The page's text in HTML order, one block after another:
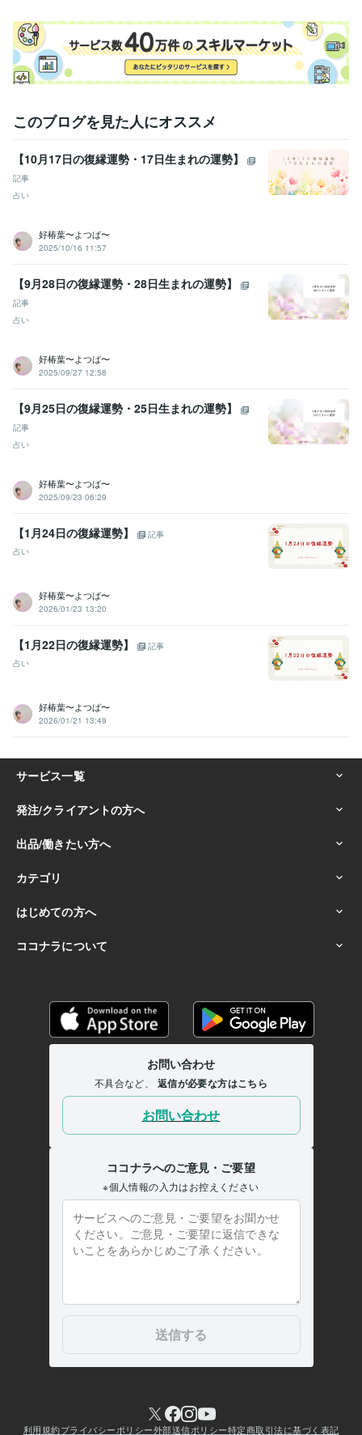
・ご予約の場合はできる限り日時の調整を
しますので、お気軽にご相談ください。
それでは、心より
経験職種
医療・介護 / 看護師 経験年数 : 45年
基礎疾患に精神疾患を抱えている方の膠原病看護について 在宅看護
資格・検定
Excel:10年 PowerPoint:10年Word:10年
その他ツール
傾聴力:29年恋愛におけるコミュニケーションスキル:9年
心の健康のサポート:29年恋愛カウンセリング:9年
霊視・霊感・霊聴:9年タロット占い師:9年オラクルカード占い師:9年
ルノルマンカード占い師:9年
守護霊リーディング:9年
寄り添い傾聴力:29年
四柱推命:9年
人材採用:9年
悩み相談・カウンセリング 悩みを聞くこと、子育て
子育て、悩み、恋愛、
お相手とのご縁鑑定・
学歴
某看護学校卒業 1993年3月 ~ 1997年2月
このブログを見た人にオススメ
【10月17日の復縁運勢・17日生まれの運勢】
記事
占い
好椿葉〜よつば〜
2025/10/16 11:57
【9月28日の復縁運勢・28日生まれの運勢】
記事
占い
好椿葉〜よつば〜
2025/09/27 12:58
【9月25日の復縁運勢・25日生まれの運勢】
記事
占い
好椿葉〜よつば〜
2025/09/23 06:29
【1月24日の復縁運勢】
記事
占い
好椿葉〜よつば〜
2026/01/23 13:20
【1月22日の復縁運勢】
記事
占い
好椿葉〜よつば〜
2026/01/21 13:49